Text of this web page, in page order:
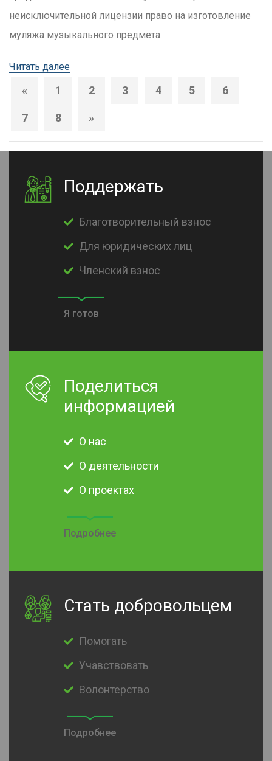
неисключительной лицензии право на изготовление
муляжа музыкального предмета.
Читать далее
« 1 2 3 4 5 6
7 8 »
Поддержать
Благотворительный взнос
Для юридических лиц
Членский взнос
Я готов
Поделиться
информацией
О нас
О деятельности
О проектах
Подробнее
Стать добровольцем
Помогать
Учавствовать
Волонтерство
Подробнее